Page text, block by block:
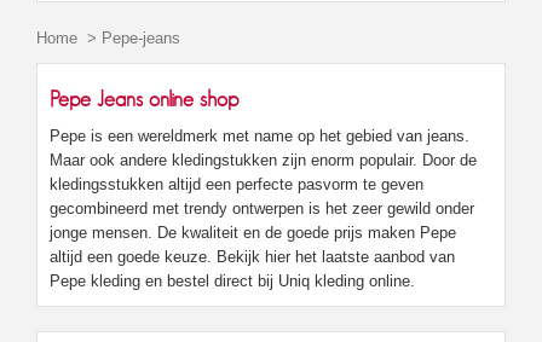
Home > Pepe-jeans
Pepe Jeans online shop
Pepe is een wereldmerk met name op het gebied van jeans.
Maar ook andere kledingstukken zijn enorm populair. Door de
kledingsstukken altijd een perfecte pasvorm te geven
gecombineerd met trendy ontwerpen is het zeer gewild onder
jonge mensen. De kwaliteit en de goede prijs maken Pepe
altijd een goede keuze. Bekijk hier het laatste aanbod van
Pepe kleding en bestel direct bij Uniq kleding online.